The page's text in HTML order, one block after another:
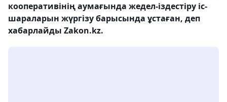
кооперативінің аумағында жедел-іздестіру іс-
шараларын жүргізу барысында ұстаған, деп
хабарлайды Zakon.kz.